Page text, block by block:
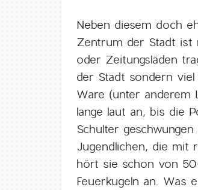
Neben diesem doch
Zentrum der Stadt ist
oder Zeitungsläden
der Stadt sondern
Ware (unter anderem
lange laut an, bis die
Schulter
Jugendlichen, die mit
hört sie schon von
Feuerkugeln an. Was